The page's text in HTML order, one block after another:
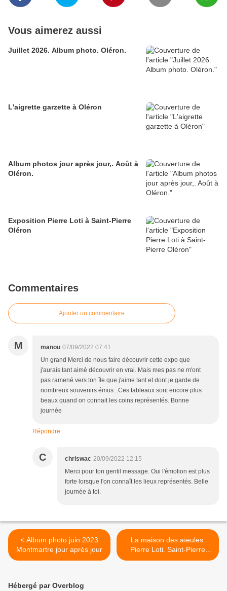
Vous aimerez aussi
Juillet 2026. Album photo. Oléron.
L'aigrette garzette à Oléron
Album photos jour après jour,. Août à
Oléron.
Exposition Pierre Loti à Saint-Pierre
Oléron
Commentaires
Ajouter un commentaire
M manou 07/09/2022 07:41
Un grand Merci de nous faire découvrir cette expo que
j'aurais tant aimé découvrir en vrai. Mais mes pas ne m'ont
pas ramené vers ton île que j'aime tant et dont je garde de
nombreux souvenirs émus...Ces tableaux sont encore plus
beaux quand on connait les coins représentés. Bonne
journée
Répondre
C chriswac 20/09/2022 12:15
Merci pour ton gentil message. Oui l'émotion est plus
forte lorsque l'on connaît les lieux représentés. Belle
journée à toi.
< Album photo juin 2023
Montmartre jour après jour
La maison des aïeules.
Pierre Loti. Saint-Pierre
d'Oléron. >
Hébergé par Overblog